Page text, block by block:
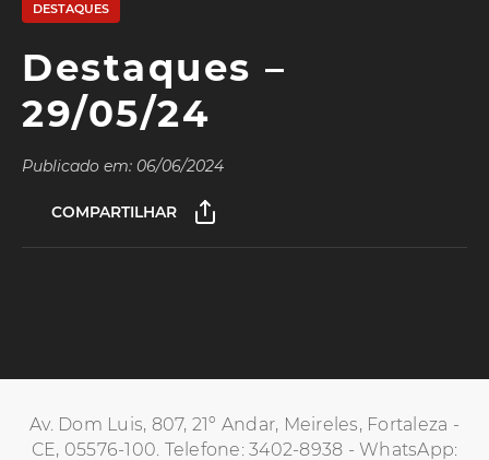
DESTAQUES
Destaques –
29/05/24
Publicado em: 06/06/2024
COMPARTILHAR
Av. Dom Luis, 807, 21º Andar, Meireles, Fortaleza -
CE, 05576-100. Telefone: 3402-8938 - WhatsApp: